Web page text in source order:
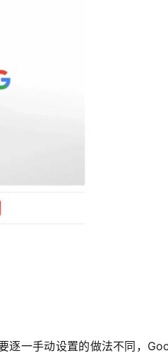
逐一手动设置的做法不同，